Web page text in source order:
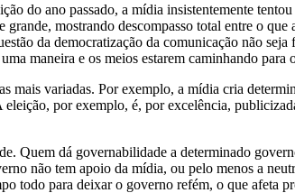
do ano passado, a mídia insistentemente
mostrando descompasso total entre o
da democratização da comunicação não
maneira e os meios estarem caminhando para
mais variadas. Por exemplo, a mídia cria
por exemplo, é, por excelência,
Quem dá governabilidade a determinado
não tem apoio da mídia, ou pelo menos a
todo para deixar o governo refém, o que afeta